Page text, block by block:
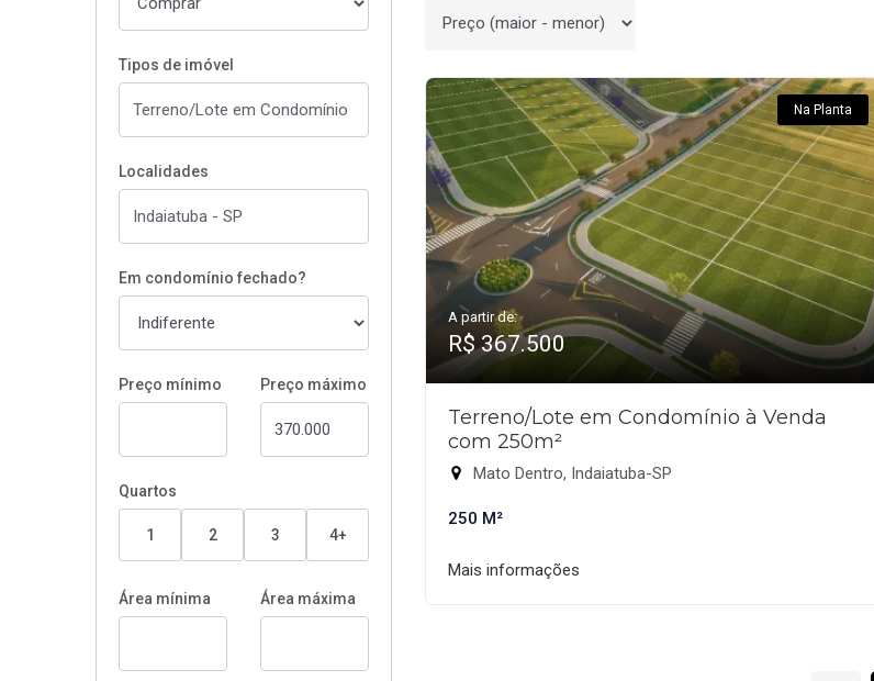
Tipos de imóvel
Localidades
Em condomínio fechado?
Preço mínimo Preço máximo
Quartos
1 2 3 4+
Área mínima Área máxima
Ordenar por
Na Planta
A partir de:
R$ 367.500
Terreno/Lote em Condomínio à Venda
com 250m²
Mato Dentro, Indaiatuba-SP
250 M²
Mais informações